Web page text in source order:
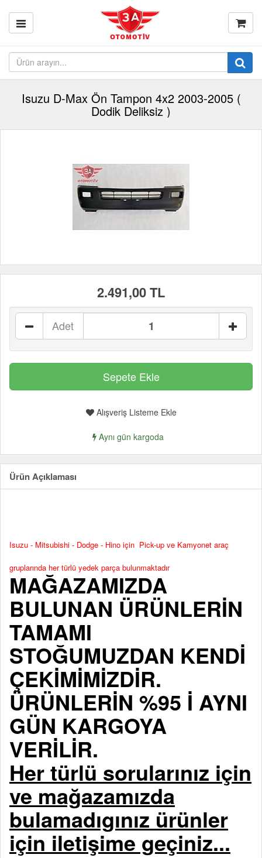
Isuzu D-Max Ön Tampon 4x2 2003-2005 (
Dodik Deliksiz )
2.491,00 TL
Adet
Alışveriş Listeme Ekle
Aynı gün kargoda
Ürün Açıklaması
Isuzu - Mitsubishi - Dodge - Hino için Pick-up ve Kamyonet araç
gruplarında her türlü yedek parça bulunmaktadır
MAĞAZAMIZDA
BULUNAN ÜRÜNLERİN
TAMAMI
STOĞUMUZDAN KENDİ
ÇEKİMİMİZDİR.
ÜRÜNLERİN %95 İ AYNI
GÜN KARGOYA
VERİLİR.
Her türlü sorularınız için
ve mağazamızda
bulamadıgınız ürünler
için iletişime geçiniz...